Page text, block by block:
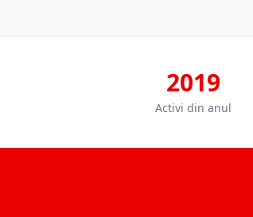
2019
Activi din anul